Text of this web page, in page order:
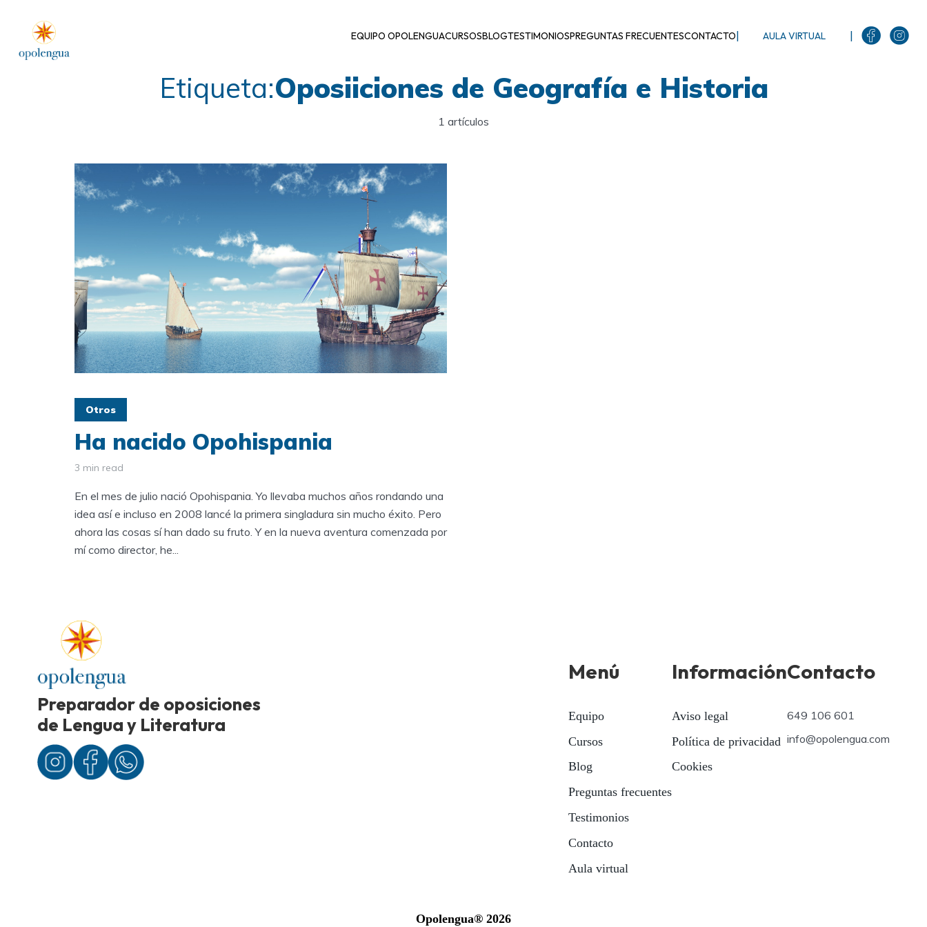
EQUIPO OPOLENGUACURSOSBLOGTESTIMONIOSPREGUNTAS FRECUENTESCONTACTO| AULA VIRTUAL |
Etiqueta:Oposiiciones de Geografía e Historia
1 artículos
Otros
Ha nacido Opohispania
3 min read
En el mes de julio nació Opohispania. Yo llevaba muchos años rondando una
idea así e incluso en 2008 lancé la primera singladura sin mucho éxito. Pero
ahora las cosas sí han dado su fruto. Y en la nueva aventura comenzada por
mí como director, he...
Preparador de oposiciones
de Lengua y Literatura
Menú
Equipo
Cursos
Blog
Preguntas frecuentes
Testimonios
Contacto
Aula virtual
Información
Aviso legal
Política de privacidad
Cookies
Contacto
649 106 601
info@opolengua.com
Opolengua® 2026